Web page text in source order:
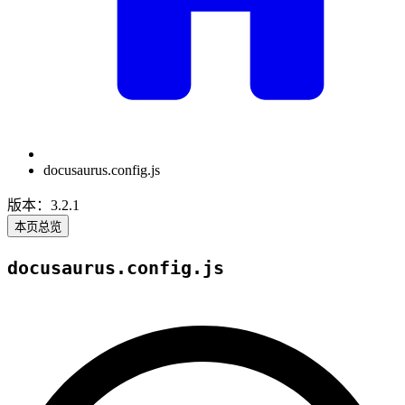
docusaurus.config.js
版本：3.2.1
本页总览
docusaurus.config.js